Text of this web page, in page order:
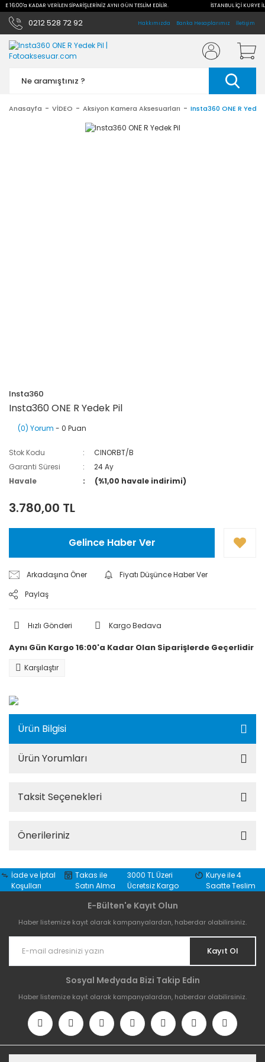
16:00'a KADAR VERİLEN SİPARİŞLERİNİZ AYNI GÜN TESLİM EDİLİR. İSTANBUL İÇİ KURYE
0212 528 72 92 Hakkımızda Banka Hesaplarımız İletişim
Anasayfa VİDEO Aksiyon Kamera Aksesuarları Insta360 ONE R
Insta360
Insta360 ONE R Yedek Pil
(0) Yorum - 0 Puan
Stok Kodu
CINORBT/B
Garanti Süresi
24 Ay
Havale
(%1,00 havale indirimi)
3.780,00 TL
Gelince Haber Ver
Arkadaşına Öner
Fiyatı Düşünce Haber Ver
Paylaş
Hızlı Gönderi Kargo Bedava
Aynı Gün Kargo 16:00'a Kadar Olan Siparişlerde Geçerlidir
Karşılaştır
Ürün Bilgisi
Ürün Yorumları
Taksit Seçenekleri
Önerileriniz
İade ve İptal
Koşulları
Takas ile
Satın Alma
3000 TL Üzeri
Ücretsiz Kargo
Kurye ile 4
Saatte Teslim
E-Bülten'e Kayıt Olun
Haber listemize kayıt olarak kampanyalardan, haberdar olabilirsiniz.
Kayıt Ol
Sosyal Medyada Bizi Takip Edin
Haber listemize kayıt olarak kampanyalardan, haberdar olabilirsiniz.